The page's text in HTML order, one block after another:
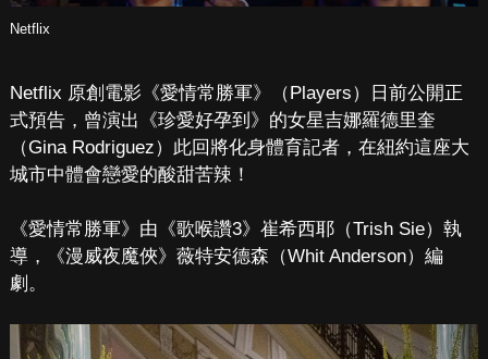
Netflix
Netflix 原創電影《愛情常勝軍》（Players）日前公開正
式預告，曾演出《珍愛好孕到》的女星吉娜羅德里奎
（Gina Rodriguez）此回將化身體育記者，在紐約這座大
城市中體會戀愛的酸甜苦辣！
《愛情常勝軍》由《歌喉讚3》崔希西耶（Trish Sie）執
導，《漫威夜魔俠》薇特安德森（Whit Anderson）編
劇。